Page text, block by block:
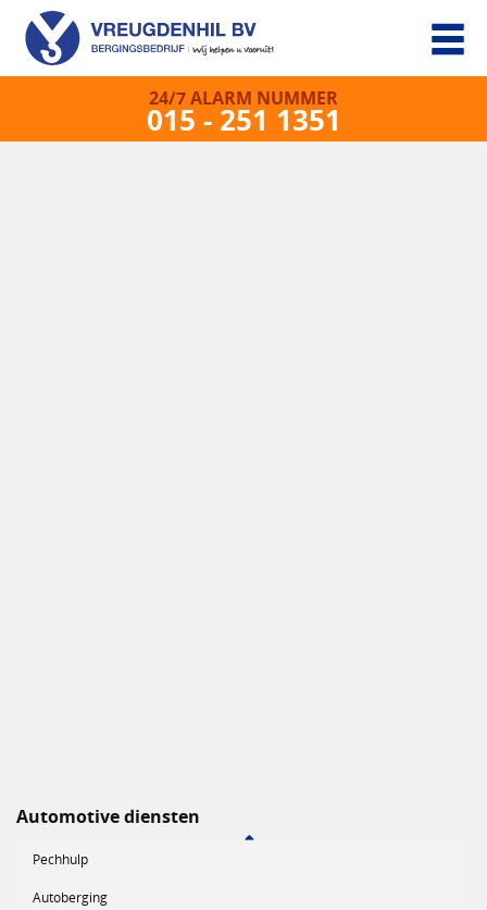
24/7 ALARM NUMMER
015 - 251 1351
Automotive diensten
Pechhulp
Autoberging